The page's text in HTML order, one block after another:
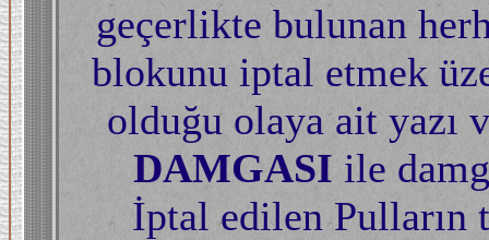
geçerlikte bulunan
blokunu iptal etmek
olduğu olaya ait
DAMGASI ile
İptal edilen Pulların